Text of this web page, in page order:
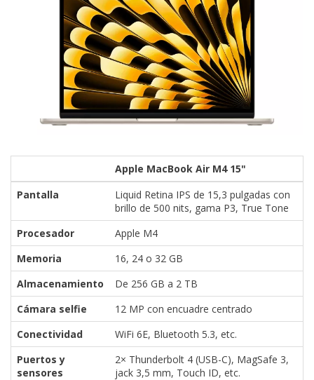
Apple MacBook Air M4 15"
Pantalla
Liquid Retina IPS de 15,3 pulgadas con
brillo de 500 nits, gama P3, True Tone
Procesador
Apple M4
Memoria
16, 24 o 32 GB
Almacenamiento
De 256 GB a 2 TB
Cámara selfie
12 MP con encuadre centrado
Conectividad
WiFi 6E, Bluetooth 5.3, etc.
Puertos y
sensores
2× Thunderbolt 4 (USB-C), MagSafe 3,
jack 3,5 mm, Touch ID, etc.